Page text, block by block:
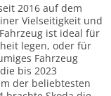
2016 auf dem
Vielseitigkeit und
ist ideal für
legen, oder für
Fahrzeug
bis 2023
der beliebtesten